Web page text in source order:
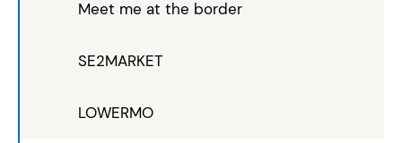
Meet me at the border
SE2MARKET
LOWERMO